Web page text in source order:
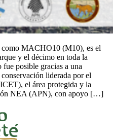
MACHO10 (M10), es el
y el décimo en toda la
posible gracias a una
liderada por el
el área protegida y la
NEA (APN), con apoyo […]